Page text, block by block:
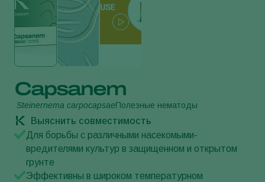
Capsanem
Steinernema carpocapsaeПолезные нематоды
Выяснить совместимость
Для борьбы с различными насекомыми-
вредителями культур в защищенном и открытом
грунте
Эффективны в широком температурном